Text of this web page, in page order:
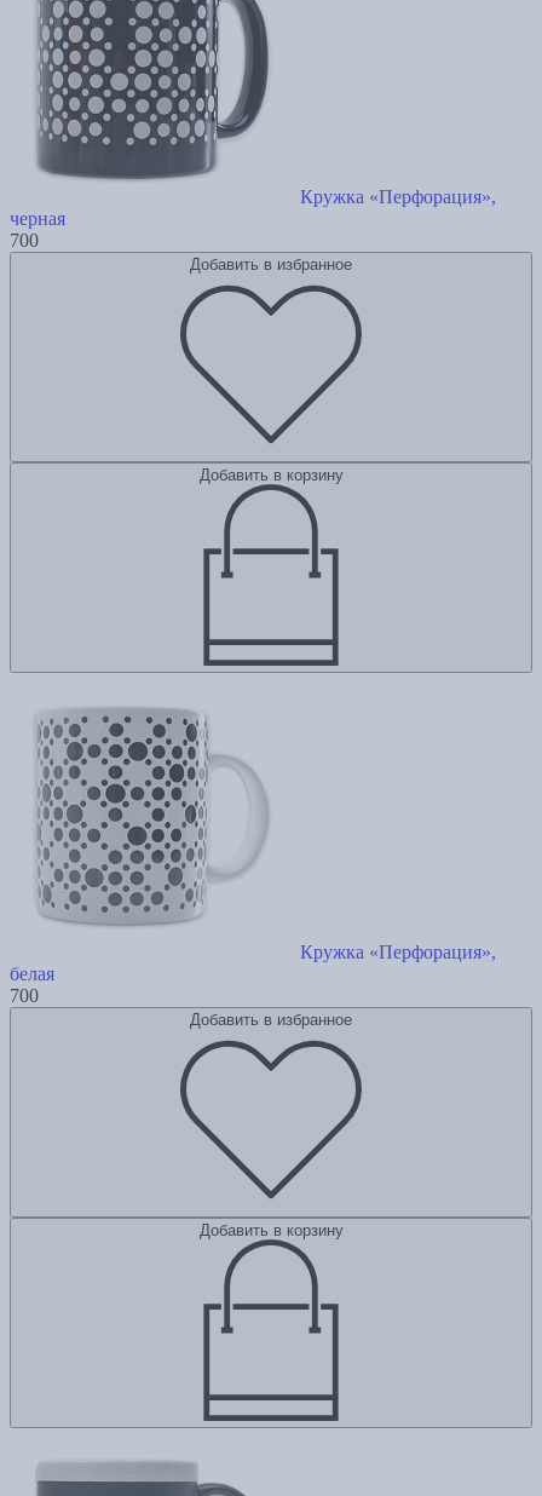
Кружка «Перфорация»,
черная
700
Добавить в избранное
Добавить в корзину
Кружка «Перфорация»,
белая
700
Добавить в избранное
Добавить в корзину